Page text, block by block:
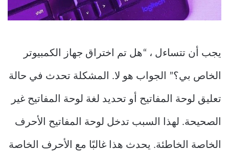
يجب أن تتساءل ، “هل تم اختراق جهاز الكمبيوتر
الخاص بي؟” الجواب هو لا. المشكلة تحدث في حالة
تعليق لوحة المفاتيح أو تحديد لغة لوحة المفاتيح غير
الصحيحة. لهذا السبب تدخل لوحة المفاتيح الأحرف
الخاصة الخاطئة. يحدث هذا غالبًا مع الأحرف الخاصة